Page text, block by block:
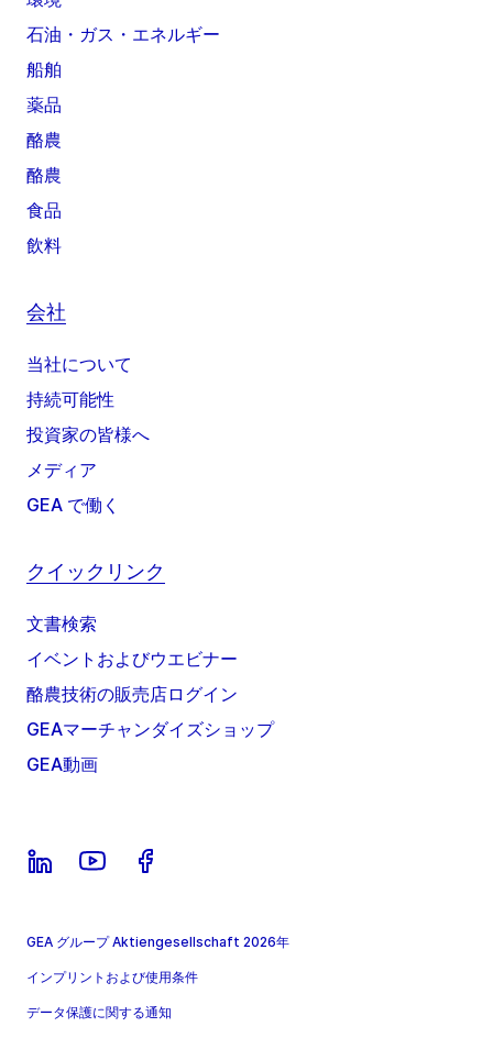
石油・ガス・エネルギー
船舶
薬品
酪農
酪農
食品
飲料
会社
当社について
持続可能性
投資家の皆様へ
メディア
GEA で働く
クイックリンク
文書検索
イベントおよびウエビナー
酪農技術の販売店ログイン
GEAマーチャンダイズショップ
GEA動画
GEA グループ Aktiengesellschaft 2026年
インプリントおよび使用条件
データ保護に関する通知